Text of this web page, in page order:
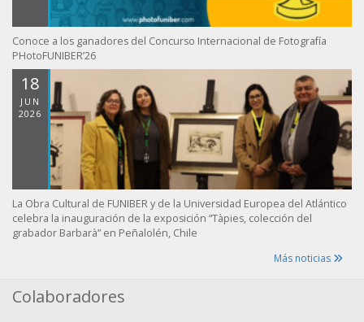
Conoce a los ganadores del Concurso Internacional de Fotografía
PHotoFUNIBER’26
18
JUN
2026
La Obra Cultural de FUNIBER y de la Universidad Europea del Atlántico
celebra la inauguración de la exposición “Tàpies, colección del
grabador Barbarà” en Peñalolén, Chile
Más noticias
Colaboradores